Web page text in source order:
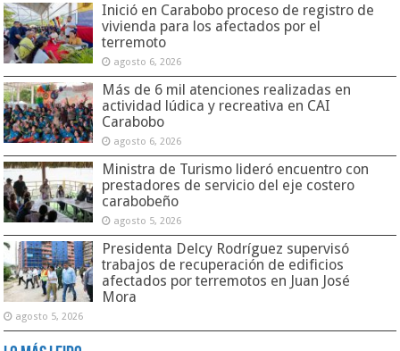
Inició en Carabobo proceso de registro de
vivienda para los afectados por el
terremoto
agosto 6, 2026
Más de 6 mil atenciones realizadas en
actividad lúdica y recreativa en CAI
Carabobo
agosto 6, 2026
Ministra de Turismo lideró encuentro con
prestadores de servicio del eje costero
carabobeño
agosto 5, 2026
Presidenta Delcy Rodríguez supervisó
trabajos de recuperación de edificios
afectados por terremotos en Juan José
Mora
agosto 5, 2026